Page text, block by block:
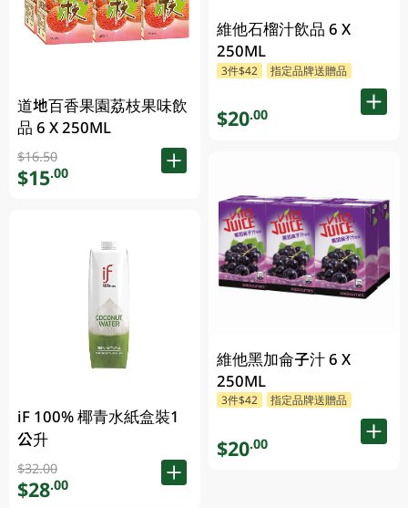
道地百香果園荔枝果味飲
品 6 X 250ML
$16.50
$15.00
iF 100% 椰青水紙盒裝1
公升
$32.00
$28.00
維他石榴汁飲品 6 X
250ML
3件$42 指定品牌送贈品
$20.00
維他黑加侖子汁 6 X
250ML
3件$42 指定品牌送贈品
$20.00